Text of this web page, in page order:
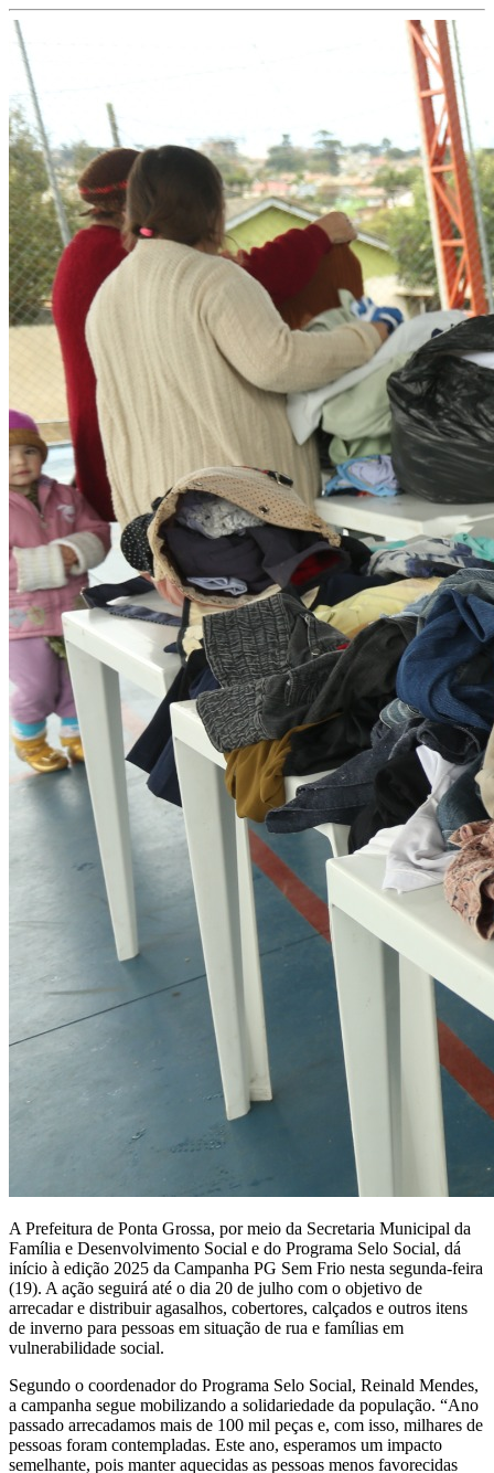
A Prefeitura de Ponta Grossa, por meio da Secretaria Municipal da
Família e Desenvolvimento Social e do Programa Selo Social, dá
início à edição 2025 da Campanha PG Sem Frio nesta segunda-feira
(19). A ação seguirá até o dia 20 de julho com o objetivo de
arrecadar e distribuir agasalhos, cobertores, calçados e outros itens
de inverno para pessoas em situação de rua e famílias em
vulnerabilidade social.
Segundo o coordenador do Programa Selo Social, Reinald Mendes,
a campanha segue mobilizando a solidariedade da população. “Ano
passado arrecadamos mais de 100 mil peças e, com isso, milhares de
pessoas foram contempladas. Este ano, esperamos um impacto
semelhante, pois manter aquecidas as pessoas menos favorecidas